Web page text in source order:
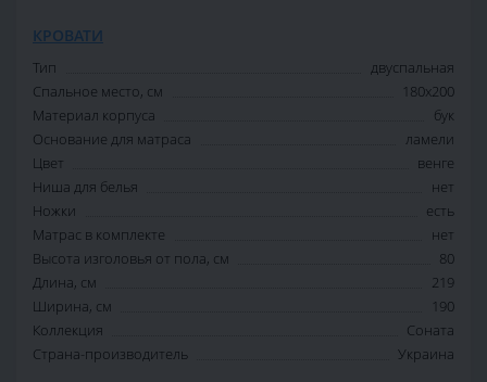
КРОВАТИ
Тип
двуспальная
Спальное место, см
180х200
Материал корпуса
бук
Основание для матраса
ламели
Цвет
венге
Ниша для белья
нет
Ножки
есть
Матрас в комплекте
нет
Высота изголовья от пола, см
80
Длина, см
219
Ширина, см
190
Коллекция
Соната
Страна-производитель
Украина